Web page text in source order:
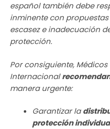
español también debe
inminente con
escasez e inadecuación
protección.
Por consiguiente,
Internacional
manera urgente:
Garantizar la
protección